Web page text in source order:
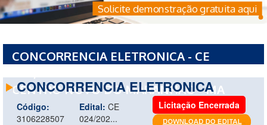
Solicite demonstração gratuita aqui
CONCORRENCIA ELETRONICA - CE
CENTRO NOVO DO MARANHAO - MA
CONCORRENCIA ELETRONICA
Código:
3106228507
Edital: CE
024/202...
Licitação Encerrada